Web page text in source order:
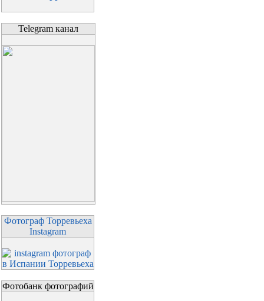
Telegram канал
Фотограф Торревьеха
Instagram
Фотобанк фотографий